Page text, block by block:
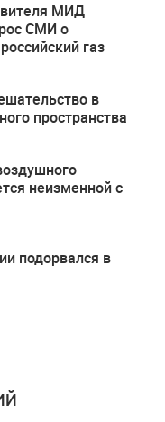
МИД
СМИ о
газ
в
пространства
неизменной с
подорвался в